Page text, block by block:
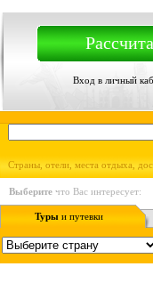
Вход в личный
Страны, отели, места отдыха,
Выберите что Вас интересует:
Туры и путевки